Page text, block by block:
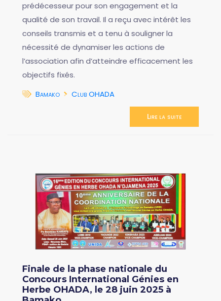
prédécesseur pour son engagement et la
qualité de son travail. Il a reçu avec intérêt les
conseils transmis et a tenu à souligner la
nécessité de dynamiser les actions de
l’association afin d’atteindre efficacement les
objectifs fixés.
Bamako
Club OHADA
Lire la suite
Finale de la phase nationale du
Concours International Génies en
Herbe OHADA, le 28 juin 2025 à